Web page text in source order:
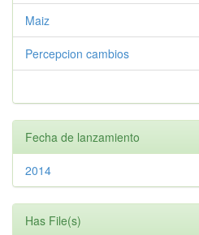
Maiz
Percepcion cambios
Fecha de lanzamiento
2014
Has File(s)